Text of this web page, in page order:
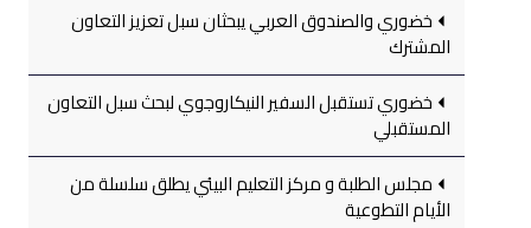
خضوري والصندوق العربي يبحثان سبل تعزيز التعاون
المشترك
خضوري تستقبل السفير النيكاروجوي لبحث سبل التعاون
المستقبلي
مجلس الطلبة و مركز التعليم البيئي يطلق سلسلة من
الأيام التطوعية